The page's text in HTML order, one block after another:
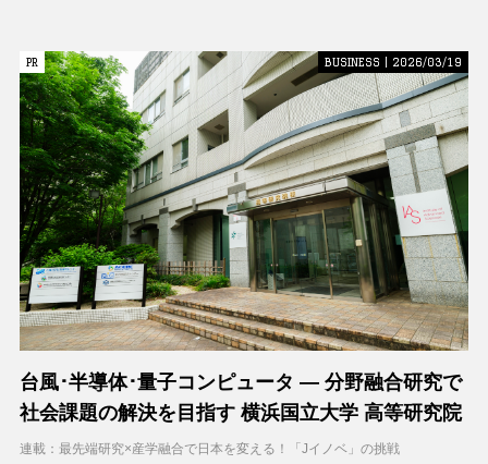
PR
PR BUSINESS | 2026/03/19
台風･半導体･量子コンピュータ ― 分野融合研究で
社会課題の解決を目指す 横浜国立大学 高等研究院
連載：最先端研究×産学融合で日本を変える！「Jイノベ」の挑戦